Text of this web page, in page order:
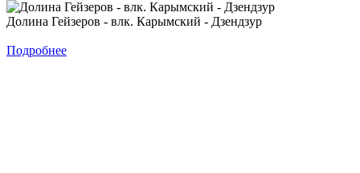
Долина Гейзеров - влк. Карымский - Дзендзур
Подробнее